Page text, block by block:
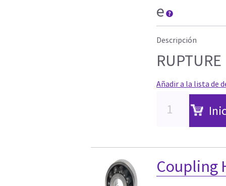
e
Descripción
Añadir a la lista de
Coupling